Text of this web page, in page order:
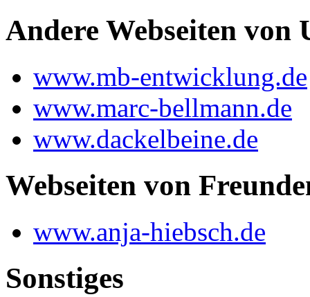
Andere Webseiten von
www.mb-entwicklung.de
www.marc-bellmann.de
www.dackelbeine.de
Webseiten von
www.anja-hiebsch.de
Sonstiges